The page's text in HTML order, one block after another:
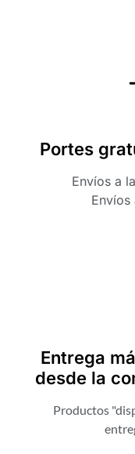
Portes
Envíos a
Envíos
Entrega
desde la
Productos